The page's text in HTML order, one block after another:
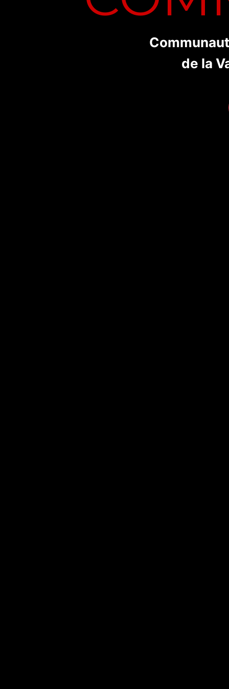
de la